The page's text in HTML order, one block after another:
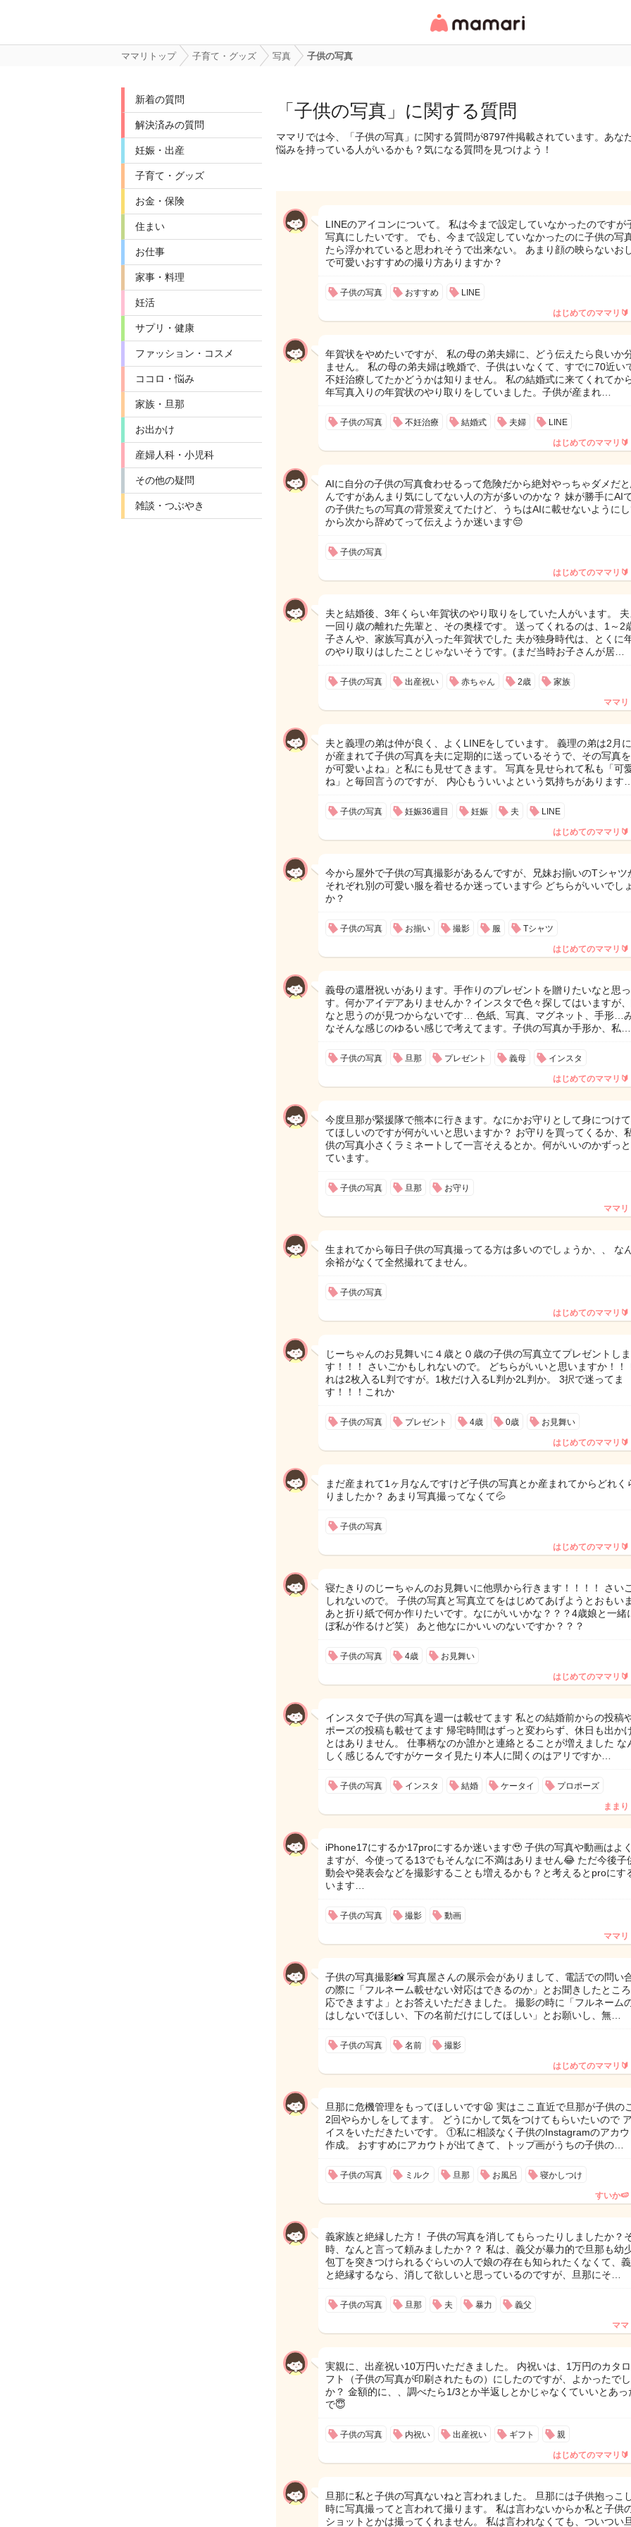
リ・情報サイト
ママリトップ 子育て・グッズ 写真 子供の写真
新着の質問
解決済みの質問
妊娠・出産
子育て・グッズ
お金・保険
住まい
お仕事
家事・料理
妊活
サプリ・健康
ファッション・コスメ
ココロ・悩み
家族・旦那
お出かけ
産婦人科・小児科
その他の疑問
雑談・つぶやき
「子供の写真」に関する質問
ママリでは今、「子供の写真」に関する質問が8797件掲載されています。あな
悩みを持っている人がいるかも？気になる質問を見つけよう！
LINEのアイコンについて。 私は今まで設定していなかったのですが
写真にしたいです。 でも、今まで設定していなかったのに子供の写
たら浮かれていると思われそうで出来ない。 あまり顔の映らないお
で可愛いおすすめの撮り方ありますか？
子供の写真 おすすめ LINE
はじめてのママリ🔰
年賀状をやめたいですが、 私の母の弟夫婦に、どう伝えたら良いか
ません。 私の母の弟夫婦は晩婚で、子供はいなくて、すでに70近い
不妊治療してたかどうかは知りません。 私の結婚式に来てくれてか
年写真入りの年賀状のやり取りをしていました。子供が産まれ…
子供の写真 不妊治療 結婚式 夫婦 LINE
はじめてのママリ🔰
AIに自分の子供の写真食わせるって危険だから絶対やっちゃダメだと
んですがあんまり気にしてない人の方が多いのかな？ 妹が勝手にAI
の子供たちの写真の背景変えてたけど、うちはAIに載せないように
から次から辞めてって伝えようか迷います😔
子供の写真
はじめてのママリ🔰
夫と結婚後、3年くらい年賀状のやり取りをしていた人がいます。 夫
一回り歳の離れた先輩と、その奥様です。 送ってくれるのは、1～2
子さんや、家族写真が入った年賀状でした 夫が独身時代は、とくに
のやり取りはしたことじゃないそうです。(まだ当時お子さんが居…
子供の写真 出産祝い 赤ちゃん 2歳 家族
ママリ
夫と義理の弟は仲が良く、よくLINEをしています。 義理の弟は2月
が産まれて子供の写真を夫に定期的に送っているそうで、その写真
が可愛いよね」と私にも見せてきます。 写真を見せられて私も「可
ね」と毎回言うのですが、 内心もういいよという気持ちがあります…
子供の写真 妊娠36週目 妊娠 夫 LINE
はじめてのママリ🔰
今から屋外で子供の写真撮影があるんですが、兄妹お揃いのTシャツ
それぞれ別の可愛い服を着せるか迷っています💦 どちらがいいでし
か？
子供の写真 お揃い 撮影 服 Tシャツ
はじめてのママリ🔰
義母の還暦祝いがあります。手作りのプレゼントを贈りたいなと思
す。何かアイデアありませんか？インスタで色々探してはいますが
なと思うのが見つからないです… 色紙、写真、マグネット、手形…
なそんな感じのゆるい感じで考えてます。子供の写真か手形か、私…
子供の写真 旦那 プレゼント 義母 インスタ
はじめてのママリ🔰
今度旦那が緊援隊で熊本に行きます。なにかお守りとして身につけ
てほしいのですが何がいいと思いますか？ お守りを買ってくるか、
供の写真小さくラミネートして一言そえるとか。何がいいのかずっ
ています。
子供の写真 旦那 お守り
ママリ
生まれてから毎日子供の写真撮ってる方は多いのでしょうか、、 な
余裕がなくて全然撮れてません。
子供の写真
はじめてのママリ🔰
じーちゃんのお見舞いに４歳と０歳の子供の写真立てプレゼントしま
す！！！ さいごかもしれないので。 どちらがいいと思いますか！！
れは2枚入るL判ですが。1枚だけ入るL判か2L判か。 3択で迷ってま
す！！！これか
子供の写真 プレゼント 4歳 0歳 お見舞い
はじめてのママリ🔰
まだ産まれて1ヶ月なんですけど子供の写真とか産まれてからどれく
りましたか？ あまり写真撮ってなくて💦
子供の写真
はじめてのママリ🔰
寝たきりのじーちゃんのお見舞いに他県から行きます！！！！ さい
しれないので。 子供の写真と写真立てをはじめてあげようとおもいま
あと折り紙で何か作りたいです。なにがいいかな？？？4歳娘と一緒
ぼ私が作るけど笑） あと他なにかいいのないですか？？？
子供の写真 4歳 お見舞い
はじめてのママリ🔰
インスタで子供の写真を週一は載せてます 私との結婚前からの投稿
ポーズの投稿も載せてます 帰宅時間はずっと変わらず、休日も出か
とはありません。 仕事柄なのか誰かと連絡とることが増えました な
しく感じるんですがケータイ見たり本人に聞くのはアリですか…
子供の写真 インスタ 結婚 ケータイ プロポーズ
ままり
iPhone17にするか17proにするか迷います🥹 子供の写真や動画はよ
ますが、今使ってる13でもそんなに不満はありません😂 ただ今後子
動会や発表会などを撮影することも増えるかも？と考えるとproにす
います…
子供の写真 撮影 動画
ママリ
子供の写真撮影📸 写真屋さんの展示会がありまして、電話での問い
の際に「フルネーム載せない対応はできるのか」とお聞きしたとこ
応できますよ」とお答えいただきました。 撮影の時に「フルネーム
はしないでほしい、下の名前だけにしてほしい」とお願いし、無…
子供の写真 名前 撮影
はじめてのママリ🔰
旦那に危機管理をもってほしいです😫 実はここ直近で旦那が子供の
2回やらかしをしてます。 どうにかして気をつけてもらいたいので
イスをいただきたいです。 ①私に相談なく子供のInstagramのアカウ
作成。 おすすめにアカウトが出てきて、トップ画がうちの子供の…
子供の写真 ミルク 旦那 お風呂 寝かしつけ
すいか🍉
義家族と絶縁した方！ 子供の写真を消してもらったりしましたか？
時、なんと言って頼みましたか？？ 私は、義父が暴力的で旦那も幼
包丁を突きつけられるぐらいの人で娘の存在も知られたくなくて、
と絶縁するなら、消して欲しいと思っているのですが、旦那にそ…
子供の写真 旦那 夫 暴力 義父
ママ
実親に、出産祝い10万円いただきました。 内祝いは、1万円のカタ
フト（子供の写真が印刷されたもの）にしたのですが、よかったで
か？ 金額的に、、調べたら1/3とか半返しとかじゃなくていいとあっ
で😇
子供の写真 内祝い 出産祝い ギフト 親
はじめてのママリ🔰
旦那に私と子供の写真ないねと言われました。 旦那には子供抱っこ
時に写真撮ってと言われて撮ります。 私は言わないからか私と子供
ショットとかは撮ってくれません。 私は言われなくても、ついつい